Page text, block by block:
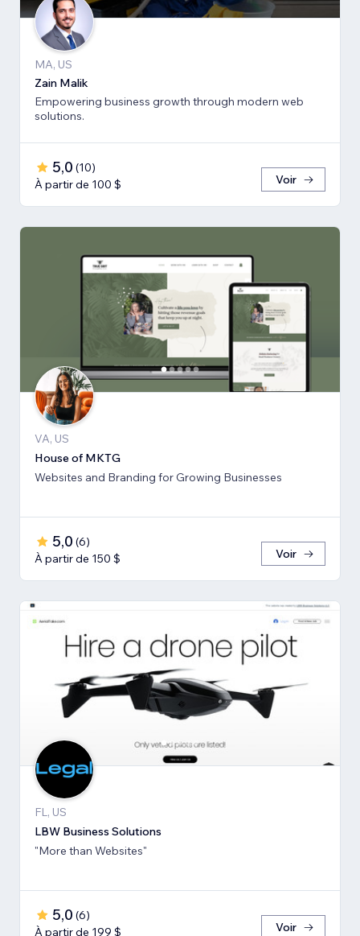
MA, US
Zain Malik
Empowering business growth through modern web
solutions.
5,0 (10)
À partir de 100 $
Voir
VA, US
House of MKTG
Websites and Branding for Growing Businesses
5,0 (6)
À partir de 150 $
Voir
FL, US
LBW Business Solutions
"More than Websites"
5,0 (6)
À partir de 199 $
Voir